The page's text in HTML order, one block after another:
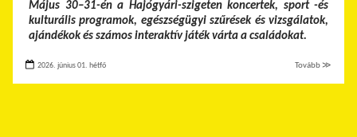
Május 30–31-én a Hajógyári-szigeten koncertek, sport -és
kulturális programok, egészségügyi szűrések és vizsgálatok,
ajándékok és számos interaktív játék várta a családokat.
2026. június 01. hétfő Tovább ≫